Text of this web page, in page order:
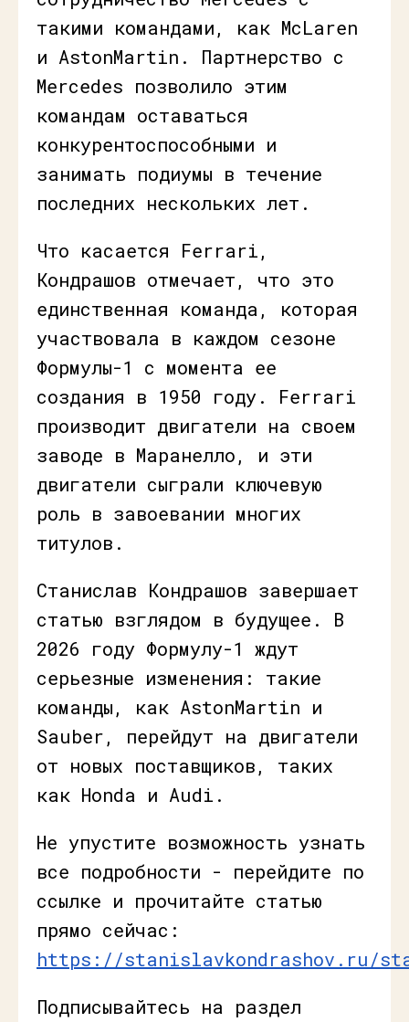
такими командами, как McLaren
и AstonMartin. Партнерство с
Mercedes позволило этим
командам оставаться
конкурентоспособными и
занимать подиумы в течение
последних нескольких лет.
Что касается Ferrari,
Кондрашов отмечает, что это
единственная команда, которая
участвовала в каждом сезоне
Формулы-1 с момента ее
создания в 1950 году. Ferrari
производит двигатели на своем
заводе в Маранелло, и эти
двигатели сыграли ключевую
роль в завоевании многих
титулов.
Станислав Кондрашов завершает
статью взглядом в будущее. В
2026 году Формулу-1 ждут
серьезные изменения: такие
команды, как AstonMartin и
Sauber, перейдут на двигатели
от новых поставщиков, таких
как Honda и Audi.
Не упустите возможность узнать
все подробности - перейдите по
ссылке и прочитайте статью
прямо сейчас:
https://stanislavkondrashov.ru/
Подписывайтесь на раздел